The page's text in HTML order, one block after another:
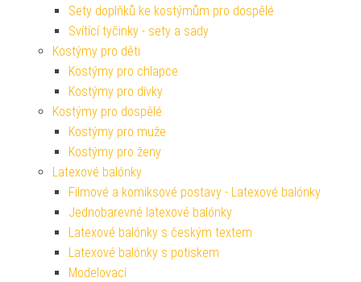
Sety doplňků ke kostýmům pro dospělé
Svítící tyčinky - sety a sady
Kostýmy pro děti
Kostýmy pro chlapce
Kostýmy pro dívky
Kostýmy pro dospělé
Kostýmy pro muže
Kostýmy pro ženy
Latexové balónky
Filmové a komiksové postavy - Latexové balónky
Jednobarevné latexové balónky
Latexové balónky s českým textem
Latexové balónky s potiskem
Modelovací